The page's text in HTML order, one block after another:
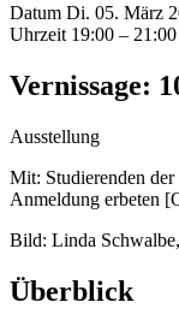
Datum Di. 05. März
Uhrzeit 19:00 –
Vernissage:
Ausstellung
Mit: Studierenden
Anmeldung erbeten
Bild: Linda
Überblick